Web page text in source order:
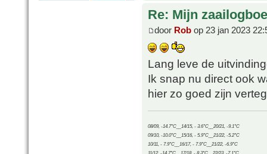
Re: Mijn
door Rob op 23 jan 2023
Lang leve de
Ik snap nu direct ook
hier zo goed zijn
08/09, -14.7°C__14/15, - 3.6°C__20/21, -9.1°C
09/10, -10.0°C__15/16, - 5.9°C__21/22, -5.2°C
10/11, - 7.9°C__16/17, - 7.9°C__21/22, -6.9°C